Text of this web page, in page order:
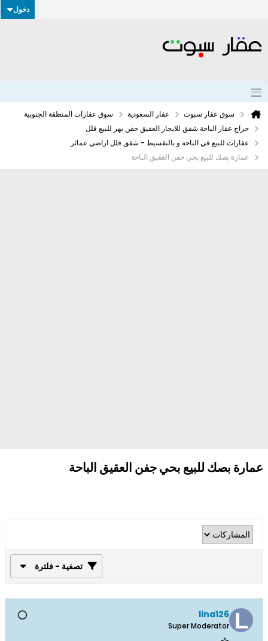
دخول
سوق عقار سبوت عقار السعودية
سوق عقارات المنطقة الجنوبية
حراج عقار الباحة شقق للايجار العقيق جفن بهر للبيع فلل
عقارات للبيع في الباحة و بالتقسيط - شقق فلل اراضي عمائر
عمارة بصك للبيع بحي جفن العقيق الباحة
عمارة بصك للبيع بحي جفن العقيق الباحة
تصفية - فلترة
lina126
Super Moderator